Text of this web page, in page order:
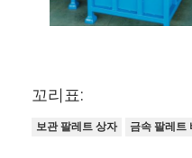
매우 좁은 통로 랙
철골 구조물 플랫폼
HDPE 플라스틱제 팰릿
꼬리표:
보관 팔레트 상자 금속 팔레트